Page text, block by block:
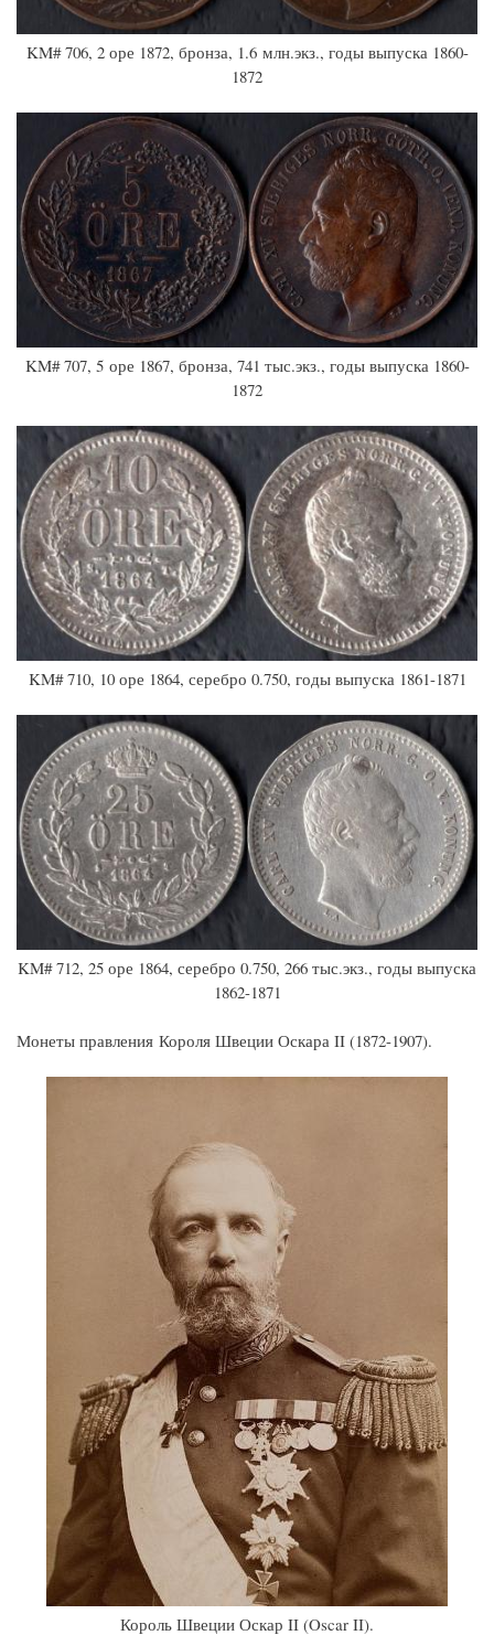
KM# 706, 2 оре 1872, бронза, 1.6 млн.экз., годы выпуска 1860-
1872
KM# 707, 5 оре 1867, бронза, 741 тыс.экз., годы выпуска 1860-
1872
KM# 710, 10 оре 1864, серебро 0.750, годы выпуска 1861-1871
KM# 712, 25 оре 1864, серебро 0.750, 266 тыс.экз., годы выпуска
1862-1871
Монеты правления Короля Швеции Оскара II (1872-1907).
Король Швеции Оскар II (Oscar II).